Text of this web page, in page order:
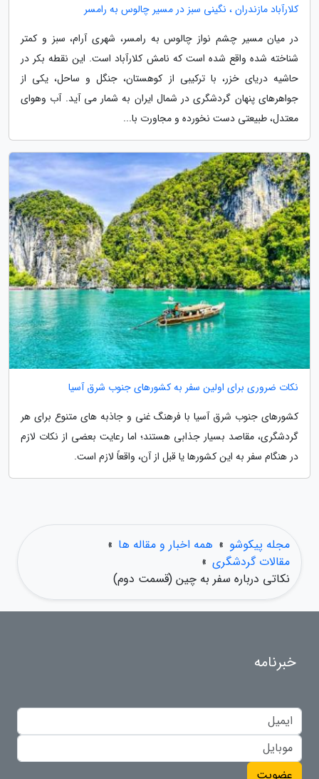
کلارآباد مازندران ، نگینی سبز در مسیر چالوس به رامسر
در میان مسیر چشم نواز چالوس به رامسر، شهری آرام، سبز و کمتر
شناخته شده واقع شده است که نامش کلارآباد است. این نقطه بکر در
حاشیه دریای خزر، با ترکیبی از کوهستان، جنگل و ساحل، یکی از
جواهرهای پنهان گردشگری در شمال ایران به شمار می آید. آب وهوای
معتدل، طبیعتی دست نخورده و مجاورت با...
نکات ضروری برای اولین سفر به کشورهای جنوب شرق آسیا
کشورهای جنوب شرق آسیا با فرهنگ غنی و جاذبه های متنوع برای هر
گردشگری، مقاصد بسیار جذابی هستند؛ اما رعایت بعضی از نکات لازم
در هنگام سفر به این کشورها یا قبل از آن، واقعاً لازم است.
مجله پیکوشو » همه اخبار و مقاله ها »
مقالات گردشگری »
نکاتی درباره سفر به چین (قسمت دوم)
خبرنامه
عضویت